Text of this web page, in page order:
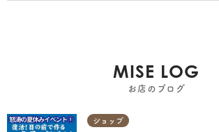
MISE LOG
お店のブログ
ショップ